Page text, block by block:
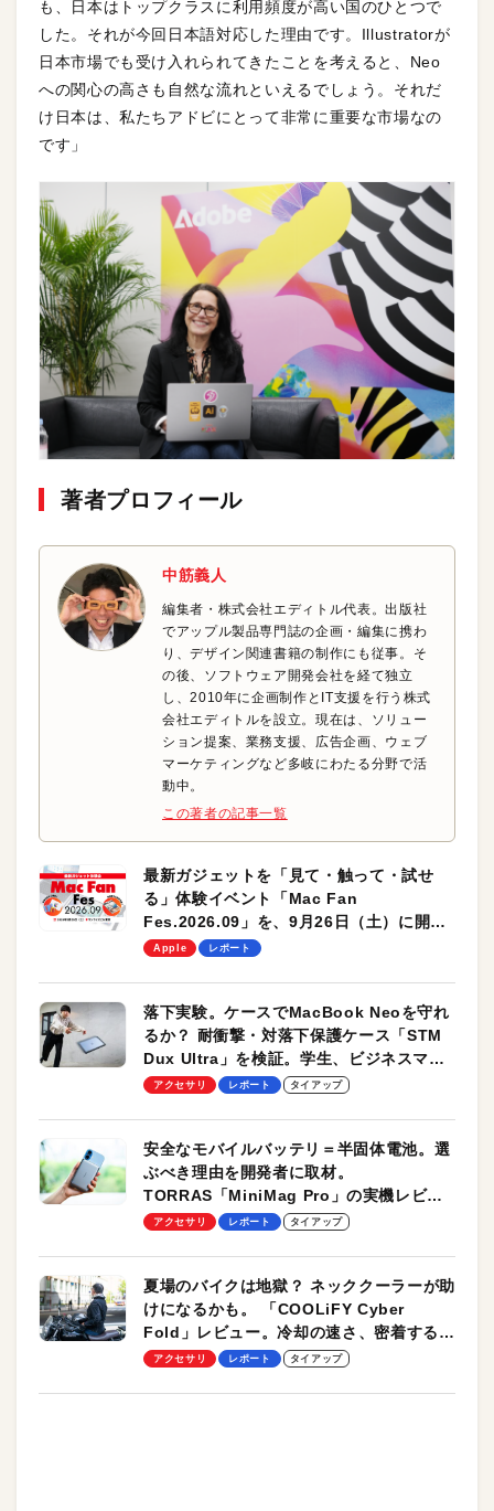
も、日本はトップクラスに利用頻度が高い国のひとつで
した。それが今回日本語対応した理由です。Illustratorが
日本市場でも受け入れられてきたことを考えると、Neo
への関心の高さも自然な流れといえるでしょう。それだ
け日本は、私たちアドビにとって非常に重要な市場なの
です」
著者プロフィール
中筋義人
編集者・株式会社エディトル代表。出版社
でアップル製品専門誌の企画・編集に携わ
り、デザイン関連書籍の制作にも従事。そ
の後、ソフトウェア開発会社を経て独立
し、2010年に企画制作とIT支援を行う株式
会社エディトルを設立。現在は、ソリュー
ション提案、業務支援、広告企画、ウェブ
マーケティングなど多岐にわたる分野で活
動中。
この著者の記事一覧
最新ガジェットを「見て・触って・試せ
る」体験イベント「Mac Fan
Fes.2026.09」を、9月26日（土）に開催
します！
Apple レポート
落下実験。ケースでMacBook Neoを守れ
るか？ 耐衝撃・対落下保護ケース「STM
Dux Ultra」を検証。学生、ビジネスマン
のモバイルユースに最適！
アクセサリ レポート タイアップ
安全なモバイルバッテリ＝半固体電池。選
ぶべき理由を開発者に取材。
TORRAS「MiniMag Pro」の実機レビュ
ーも
アクセサリ レポート タイアップ
夏場のバイクは地獄？ ネッククーラーが助
けになるかも。 「COOLiFY Cyber
Fold」レビュー。冷却の速さ、密着する冷
却プレート、シンプルな操作性がグッド！
アクセサリ レポート タイアップ